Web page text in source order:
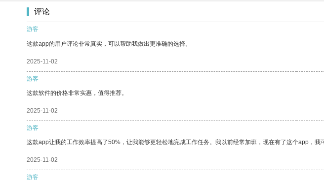
评论
游客
这款app的用户评论非常真实，可以帮助我做出更准确的选择。
2025-11-02
游客
这款软件的价格非常实惠，值得推荐。
2025-11-02
游客
这款app让我的工作效率提高了50%，让我能够更轻松地完成工作任务。我以前经常加班，现在有了这个app，我
2025-11-02
游客